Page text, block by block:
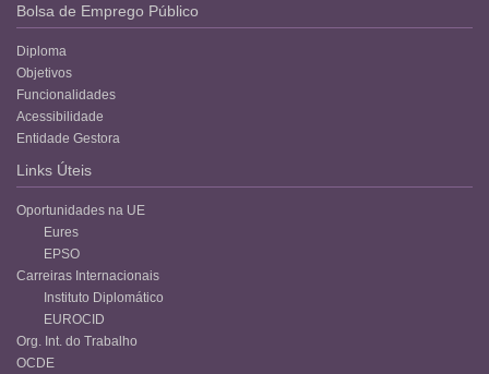
Bolsa de Emprego Público
Diploma
Objetivos
Funcionalidades
Acessibilidade
Entidade Gestora
Links Úteis
Oportunidades na UE
Eures
EPSO
Carreiras Internacionais
Instituto Diplomático
EUROCID
Org. Int. do Trabalho
OCDE